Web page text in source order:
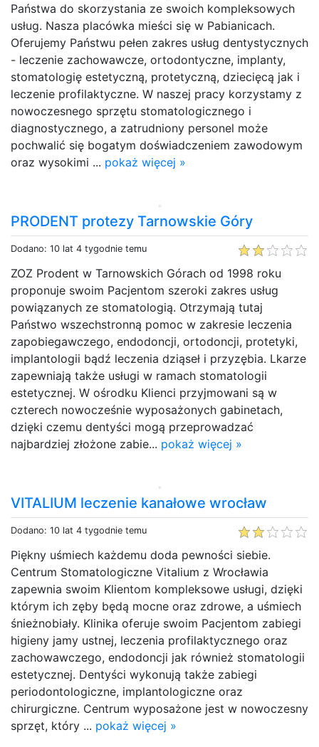
Państwa do skorzystania ze swoich kompleksowych
usług. Nasza placówka mieści się w Pabianicach.
Oferujemy Państwu pełen zakres usług dentystycznych
- leczenie zachowawcze, ortodontyczne, implanty,
stomatologię estetyczną, protetyczną, dziecięcą jak i
leczenie profilaktyczne. W naszej pracy korzystamy z
nowoczesnego sprzętu stomatologicznego i
diagnostycznego, a zatrudniony personel może
pochwalić się bogatym doświadczeniem zawodowym
oraz wysokimi ... pokaż więcej »
PRODENT protezy Tarnowskie Góry
Dodano: 10 lat 4 tygodnie temu
ZOZ Prodent w Tarnowskich Górach od 1998 roku
proponuje swoim Pacjentom szeroki zakres usług
powiązanych ze stomatologią. Otrzymają tutaj
Państwo wszechstronną pomoc w zakresie leczenia
zapobiegawczego, endodoncji, ortodoncji, protetyki,
implantologii bądź leczenia dziąseł i przyzębia. Lkarze
zapewniają także usługi w ramach stomatologii
estetycznej. W ośrodku Klienci przyjmowani są w
czterech nowocześnie wyposażonych gabinetach,
dzięki czemu dentyści mogą przeprowadzać
najbardziej złożone zabie... pokaż więcej »
VITALIUM leczenie kanałowe wrocław
Dodano: 10 lat 4 tygodnie temu
Piękny uśmiech każdemu doda pewności siebie.
Centrum Stomatologiczne Vitalium z Wrocławia
zapewnia swoim Klientom kompleksowe usługi, dzięki
którym ich zęby będą mocne oraz zdrowe, a uśmiech
śnieżnobiały. Klinika oferuje swoim Pacjentom zabiegi
higieny jamy ustnej, leczenia profilaktycznego oraz
zachowawczego, endodoncji jak również stomatologii
estetycznej. Dentyści wykonują także zabiegi
periodontologiczne, implantologiczne oraz
chirurgiczne. Centrum wyposażone jest w nowoczesny
sprzęt, który ... pokaż więcej »